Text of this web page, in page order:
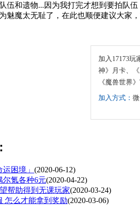
伍和遗物...因为我打完才想到要拍队伍
魅魔太无耻了，在此也顺便建议大家
加入17173玩
神》月卡、《
《魔兽世界
加入方式：
困境」 (2020-06-12)
尔氪各种6元(2020-04-22)
帮助得到无课玩家(2020-03-24)
怎么才能拿到奖励(2020-03-06)